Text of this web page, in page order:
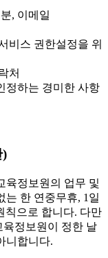
, 이메일
비스 권한설정을 위
처
정하는 경미한 사항
)
육정보원의 업무 및
는 한 연중무휴, 1일
칙으로 합니다. 다만
정보원이 정한 날
니합니다.